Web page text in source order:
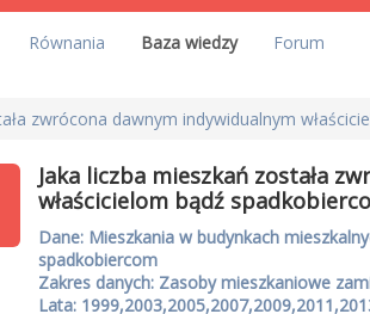
Równania Baza wiedzy Forum
zwrócona dawnym indywidualnym
Jaka liczba mieszkań została
właścicielom bądź
Dane: Mieszkania w budynkach
spadkobiercom
Zakres danych: Zasoby mieszkaniowe
Lata: